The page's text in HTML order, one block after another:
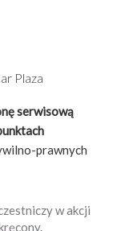
Plaza
serwisową
prawnych
w akcji